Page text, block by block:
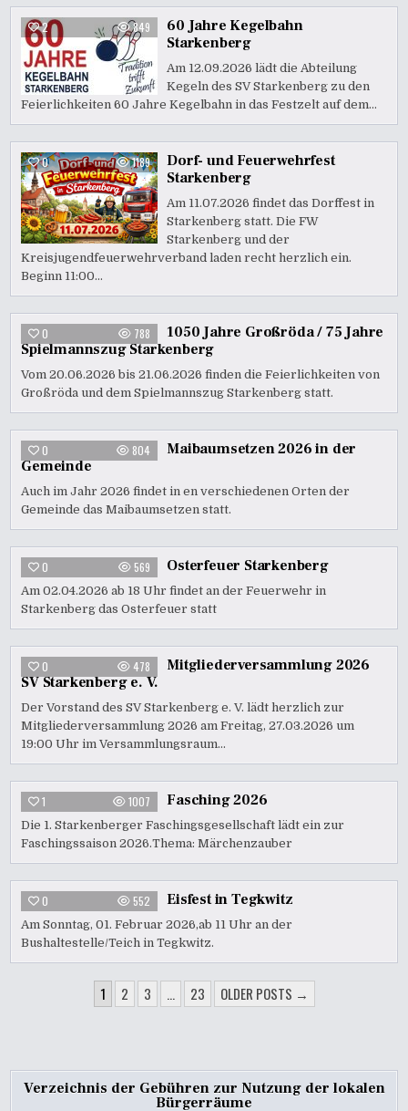
2 849
60 Jahre Kegelbahn
Starkenberg
Am 12.09.2026 lädt die Abteilung
Kegeln des SV Starkenberg zu den
Feierlichkeiten 60 Jahre Kegelbahn in das Festzelt auf dem…
0 1189
Dorf- und Feuerwehrfest
Starkenberg
Am 11.07.2026 findet das Dorffest in
Starkenberg statt. Die FW
Starkenberg und der
Kreisjugendfeuerwehrverband laden recht herzlich ein.
Beginn 11:00…
0 788
1050 Jahre Großröda / 75 Jahre
Spielmannszug Starkenberg
Vom 20.​06.​2026 bis 21.​06.​2026 finden die Feierlichkeiten von
Großröda und dem Spielmannszug Starkenberg statt.
0 804
Maibaumsetzen 2026 in der
Gemeinde
Auch im Jahr 2026 findet in en verschiedenen Orten der
Gemeinde das Maibaumsetzen statt.
0 569 Osterfeuer Starkenberg
Am 02.04.2026 ab 18 Uhr findet an der Feuerwehr in
Starkenberg das Osterfeuer statt
0 478
Mitgliederversammlung 2026
SV Starkenberg e. V.
Der Vorstand des SV Starkenberg e. V. lädt herzlich zur
Mitgliederversammlung 2026 am Freitag, 27.03.2026 um
19:00 Uhr im Versammlungsraum…
1 1007 Fasching 2026
Die 1. Starkenberger Faschingsgesellschaft lädt ein zur
Faschingssaison 2026.Thema: Märchenzauber
0 552 Eisfest in Tegkwitz
Am Sonntag, 01. Februar 2026,ab 11 Uhr an der
Bushaltestelle/Teich in Tegkwitz.
SEITENNUMMERIERUNG
1 2 3 … 23 OLDER POSTS →
Verzeichnis der Gebühren zur Nutzung der lokalen
Bürgerräume